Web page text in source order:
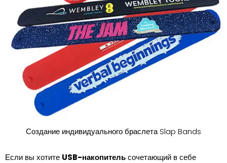
Создание индивидуального браслета Slap Bands
Если вы хотите USB-накопительсочетающий в себе